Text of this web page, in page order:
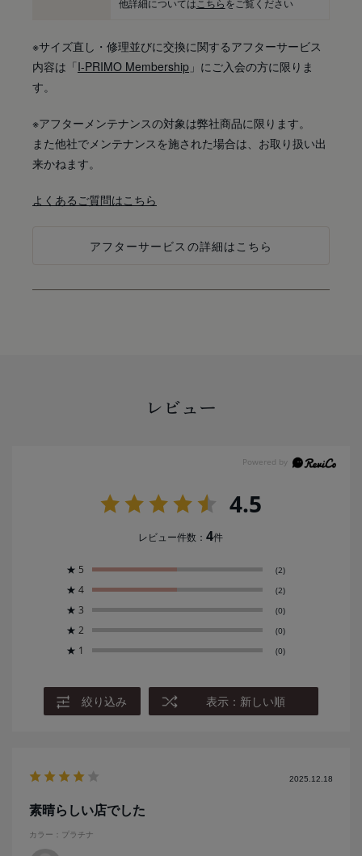
※サイズ直し・修理並びに交換に関するアフターサービス
内容は「I-PRIMO Membership 」にご入会の方に限りま
す。
※アフターメンテナンスの対象は弊社商品に限ります。
また他社でメンテナンスを施された場合は、お取り扱い出
来かねます。
よくあるご質問はこちら
アフターサービスの詳細はこちら
レビュー
4.5
レビュー件数：4件
★ 5 (2)
★ 4 (2)
★ 3 (0)
★ 2 (0)
★ 1 (0)
絞り込み 表示：新しい順
2025.12.18
素晴らしい店でした
カラー：プラチナ